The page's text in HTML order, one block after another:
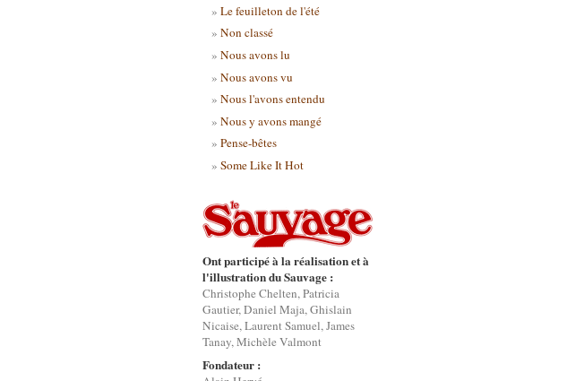
Le feuilleton de l'été
Non classé
Nous avons lu
Nous avons vu
Nous l'avons entendu
Nous y avons mangé
Pense-bêtes
Some Like It Hot
Ont participé à la réalisation et à
l'illustration du Sauvage :
Christophe Chelten, Patricia
Gautier, Daniel Maja, Ghislain
Nicaise, Laurent Samuel, James
Tanay, Michèle Valmont
Fondateur :